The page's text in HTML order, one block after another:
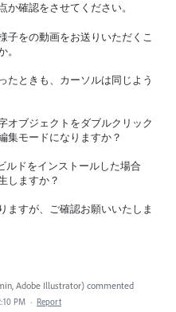
か確認をさせてください。
子をの動画をお送りいただくこ
。
たときも、カーソルは同じよう
オブジェクトをダブルクリック
集モードになりますか？
ルドをインストールした場合
しますか？
ますが、ご確認お願いいたしま
Adobe Illustrator) commented
PM · Report